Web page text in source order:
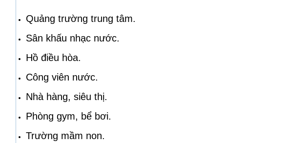
Quảng trường trung tâm.
Sân khấu nhạc nước.
Hồ điều hòa.
Công viên nước.
Nhà hàng, siêu thị.
Phòng gym, bể bơi.
Trường mầm non.